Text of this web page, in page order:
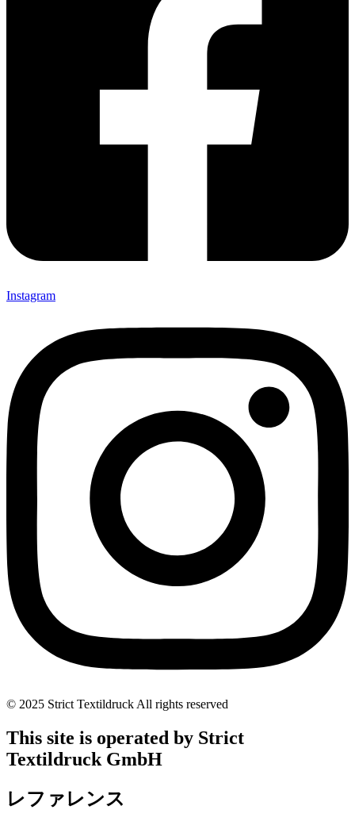
Instagram
© 2025 Strict Textildruck All rights reserved
This site is operated by Strict
Textildruck GmbH
レファレンス